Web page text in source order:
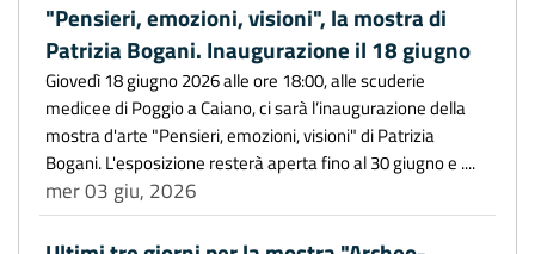
"Pensieri, emozioni, visioni", la mostra di
Patrizia Bogani. Inaugurazione il 18 giugno
Giovedì 18 giugno 2026 alle ore 18:00, alle scuderie
medicee di Poggio a Caiano, ci sarà l’inaugurazione della
mostra d'arte "Pensieri, emozioni, visioni" di Patrizia
Bogani. L'esposizione resterà aperta fino al 30 giugno e ....
mer 03 giu, 2026